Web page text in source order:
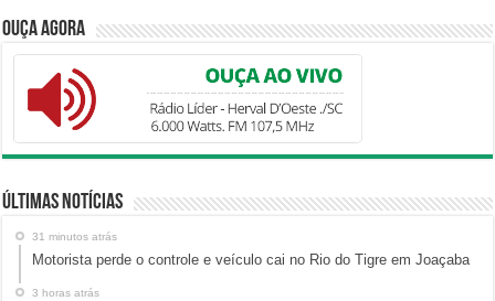
Ouça Agora
Últimas Notícias
31 minutos atrás
Motorista perde o controle e veículo cai no Rio do Tigre em Joaçaba
3 horas atrás